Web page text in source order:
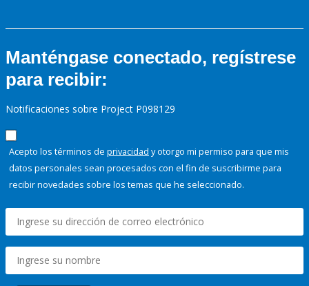
Manténgase conectado, regístrese
para recibir:
Notificaciones sobre Project P098129
Acepto los términos de privacidad y otorgo mi permiso para que mis
datos personales sean procesados con el fin de suscribirme para
recibir novedades sobre los temas que he seleccionado.